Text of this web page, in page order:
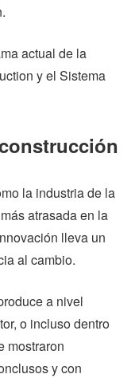
actual de la
y el Sistema
la industria de la
atrasada en la
lleva un
al cambio.
a nivel
o incluso dentro
mostraron
y con